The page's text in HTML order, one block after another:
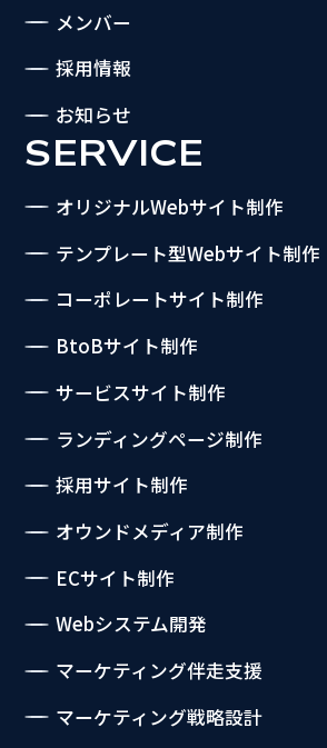
メンバー
採用情報
お知らせ
SERVICE
オリジナルWebサイト制作
テンプレート型Webサイト制作
コーポレートサイト制作
BtoBサイト制作
サービスサイト制作
ランディングページ制作
採用サイト制作
オウンドメディア制作
ECサイト制作
Webシステム開発
マーケティング伴走支援
マーケティング戦略設計